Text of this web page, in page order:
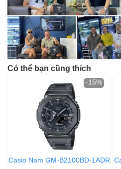
Có thể bạn cũng thích
Casio Nam GM-B2100BD-1ADR
-15%